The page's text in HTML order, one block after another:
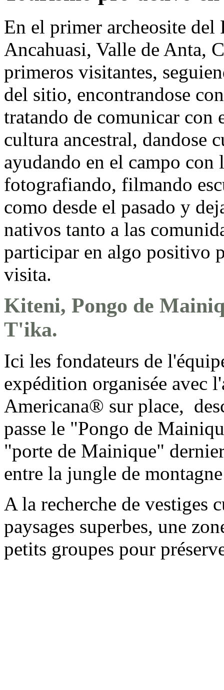
En el primer archeosite
Ancahuasi, Valle de Anta,
primeros visitantes,
del sitio, encontrandose
tratando de comunicar con
cultura ancestral, dandose
ayudando en el campo con
fotografiando, filmando
como desde el pasado y
nativos tanto a las
participar en algo positivo
visita.
Kiteni, Pongo de
T'ika.
Ici les fondateurs de
expédition organisée avec
Americana® sur place,
passe le "Pongo de
"porte de Mainique"
entre la jungle de
A la recherche de vestiges
paysages superbes, une
petits groupes pour